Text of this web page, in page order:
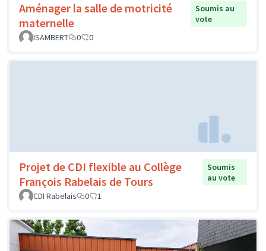
Aménager la salle de motricité
maternelle
Soumis au
vote
ISAMBERT
0 0
Projet de CDI flexible au Collège
François Rabelais de Tours
Soumis
au vote
CDI Rabelais
0 1